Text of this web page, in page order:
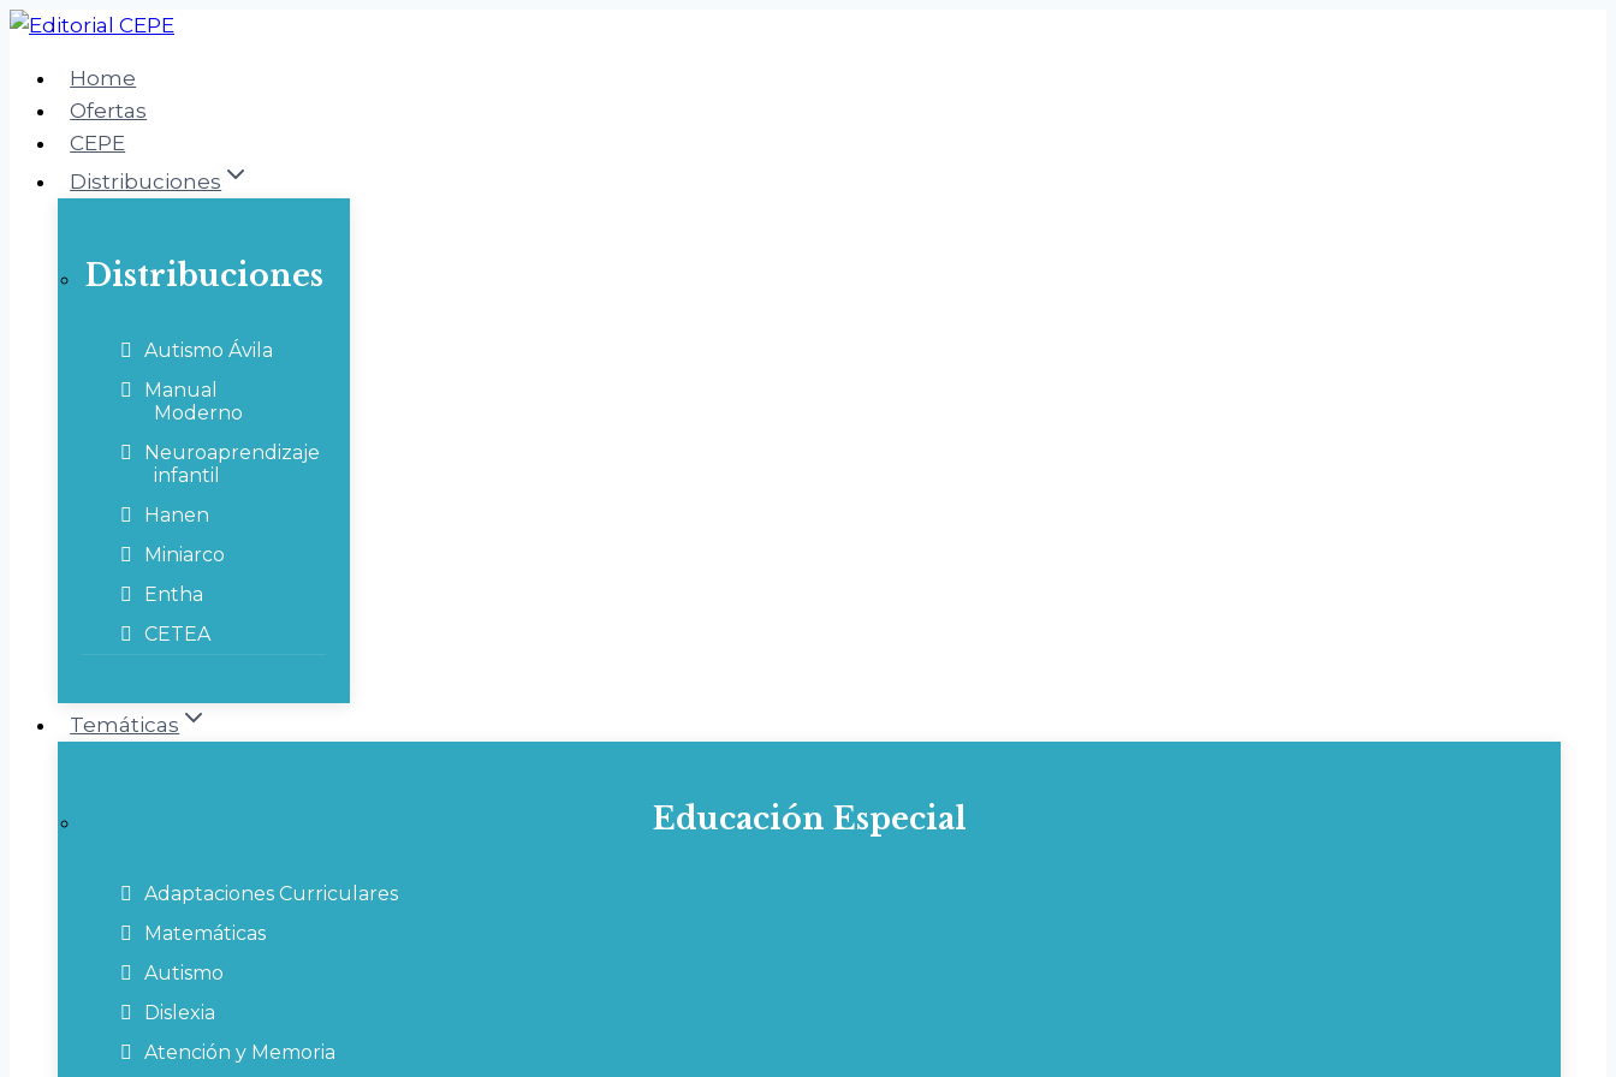
Saltar
contenido
Home
Ofertas
CEPE
Distribuciones
Distribuciones
Autismo Ávila
Manual
Moderno
Neuroaprendizaje
infantil
Hanen
Miniarco
Entha
CETEA
Temáticas
Educación Especial
Adaptaciones Curriculares
Matemáticas
Autismo
Dislexia
Atención y Memoria